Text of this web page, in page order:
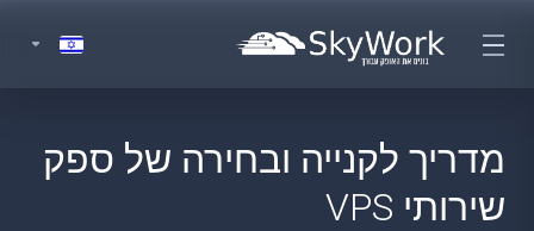
מדריך לקנייה ובחירה של ספק
שירותי VPS